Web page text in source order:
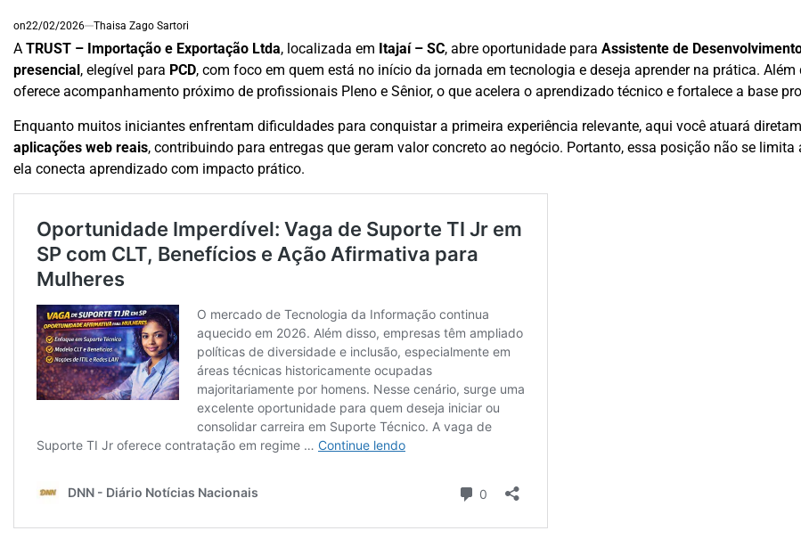
on22/02/2026 Thaisa Zago Sartori
A TRUST – Importação e Exportação Ltda, localizada em Itajaí – SC, abre oportunidade para Assistente de
presencial, elegível para PCD, com foco em quem está no início da jornada em tecnologia e deseja aprender na prática. Além
oferece acompanhamento próximo de profissionais Pleno e Sênior, o que acelera o aprendizado técnico e fortalece a base
Enquanto muitos iniciantes enfrentam dificuldades para conquistar a primeira experiência relevante, aqui você atuará
aplicações web reais, contribuindo para entregas que geram valor concreto ao negócio. Portanto, essa posição não se
ela conecta aprendizado com impacto prático.